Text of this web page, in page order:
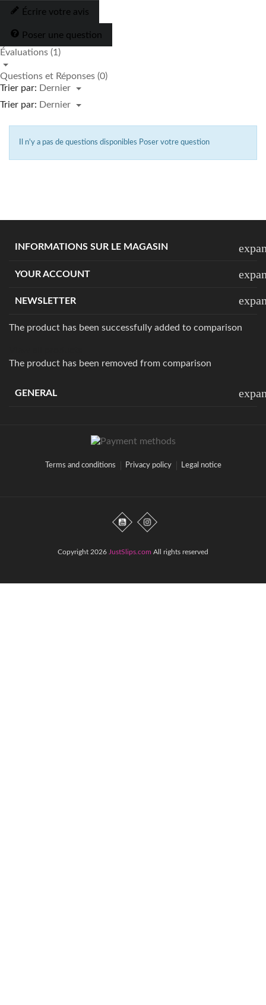
Écrire votre avis
Poser une question
Évaluations (1)
Questions et Réponses (0)
Trier par: Dernier
Trier par: Dernier
Il n'y a pas de questions disponibles Poser votre question
INFORMATIONS SUR LE MAGASIN
YOUR ACCOUNT
NEWSLETTER
The product has been successfully added to comparison
The product has been removed from comparison
GENERAL
Terms and conditions Privacy policy Legal notice
Copyright 2026 JustSlips.com All rights reserved